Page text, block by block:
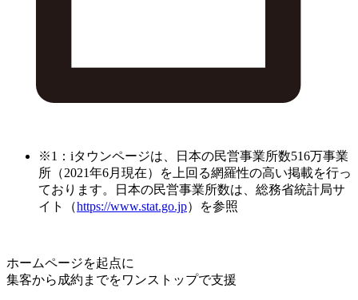
※1：iタウンページは、日本の民営事業所数516万事業
所（2021年6月現在）を上回る網羅性の高い掲載を行っ
ております。日本の民営事業所数は、総務省統計局サ
イト（https://www.stat.go.jp）を参照
ホームページを起点に
集客から成約までをワンストップで支援